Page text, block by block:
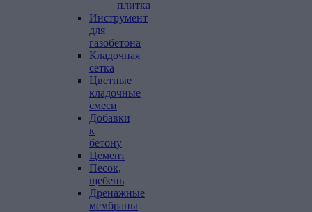
плитка
Инструмент
для
газобетона
Кладочная
сетка
Цветные
кладочные
смеси
Добавки
к
бетону
Цемент
Песок,
щебень
Дренажные
мембраны